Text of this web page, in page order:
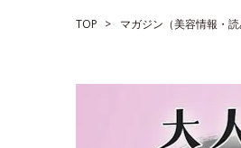
TOP マガジン（美容情報・読